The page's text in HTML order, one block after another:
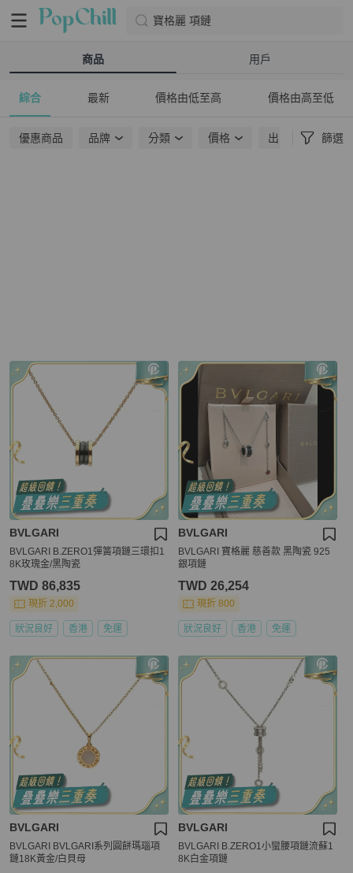
寶格麗 項鏈
商品 用戶
綜合 最新 價格由低至高 價格由高至低
優惠商品 品牌 分類 價格 出貨地點 篩選
BVLGARI
BVLGARI B.ZERO1彈簧項鏈三環扣1
8K玫瑰金/黑陶瓷
TWD 86,835
現折 2,000
狀況良好 香港 免運
BVLGARI
BVLGARI 寶格麗 慈善款 黑陶瓷 925
銀項鏈
TWD 26,254
現折 800
狀況良好 香港 免運
BVLGARI
BVLGARI BVLGARI系列圓餅瑪瑙項
鏈18K黃金/白貝母
BVLGARI
BVLGARI B.ZERO1小蠻腰項鏈流蘇1
8K白金項鏈